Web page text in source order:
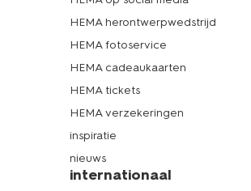
HEMA herontwerpwedstrijd
HEMA fotoservice
HEMA cadeaukaarten
HEMA tickets
HEMA verzekeringen
inspiratie
nieuws
internationaal